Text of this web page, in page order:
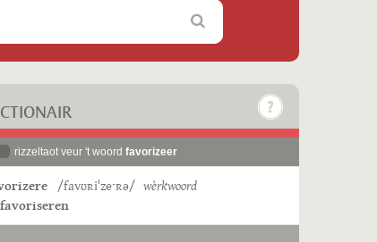
rizzeltaot veur 't woord favorizeer
/favʊʀiˈzeˑʀə/ wèrkwoord